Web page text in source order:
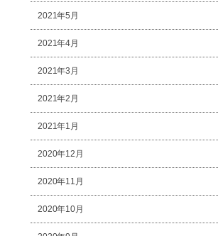
2021年5月
2021年4月
2021年3月
2021年2月
2021年1月
2020年12月
2020年11月
2020年10月